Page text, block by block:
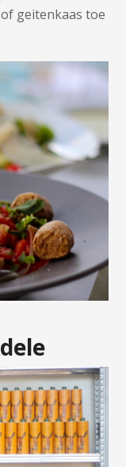
geitenkaas toe